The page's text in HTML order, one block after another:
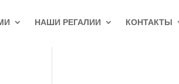
НАШИ РЕГАЛИИ КОНТАКТЫ